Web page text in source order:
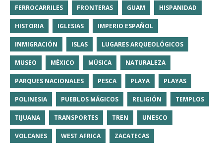
FERROCARRILES FRONTERAS GUAM HISPANIDAD
HISTORIA IGLESIAS IMPERIO ESPAÑOL
INMIGRACIÓN ISLAS LUGARES ARQUEOLÓGICOS
MUSEO MÉXICO MÚSICA NATURALEZA
PARQUES NACIONALES PESCA PLAYA PLAYAS
POLINESIA PUEBLOS MÁGICOS RELIGIÓN TEMPLOS
TIJUANA TRANSPORTES TREN UNESCO
VOLCANES WEST AFRICA ZACATECAS